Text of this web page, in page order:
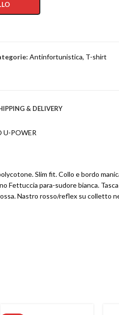
Antinfortunistica, T-shirt
& DELIVERY
U-POWER
Slim fit. Collo e bordo
Fettuccia para-sudore bianca.
Nastro rosso/reflex su colletto